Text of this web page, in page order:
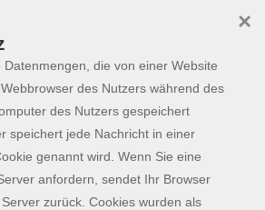
nicht gefunden werden.
die von einer Website
des Nutzers während des
des Nutzers gespeichert
speichert jede Nachricht in einer
genannt wird. Wenn Sie eine
anfordern, sendet Ihr Browser
zurück. Cookies wurden als
×